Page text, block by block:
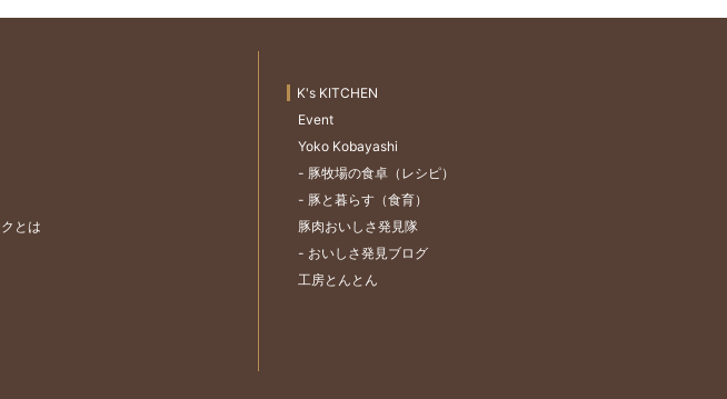
とは
K's KITCHEN
Event
Yoko Kobayashi
- 豚牧場の食卓（レシピ）
- 豚と暮らす（食育）
豚肉おいしさ発見隊
- おいしさ発見ブログ
工房とんとん